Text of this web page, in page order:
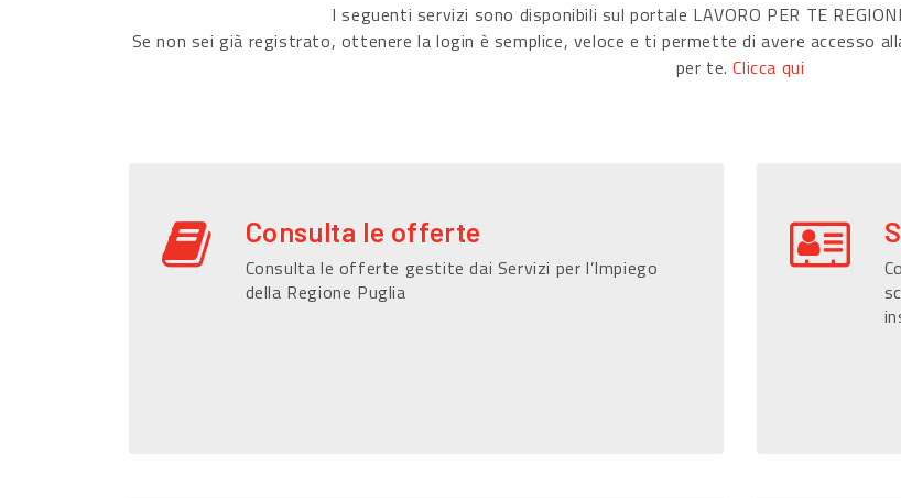
I seguenti servizi sono disponibili sul portale LAVORO PER TE
Se non sei già registrato, ottenere la login è semplice, veloce e ti permette di avere accesso
per te.Clicca qui
Consulta le offerte
Consulta le offerte gestite dai Servizi per l’Impiego
della Regione Puglia